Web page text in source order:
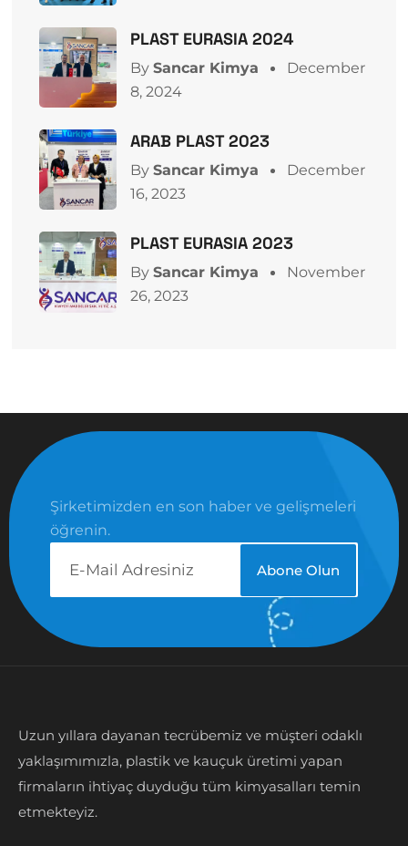
PLAST EURASIA 2024
By Sancar Kimya
December
8, 2024
ARAB PLAST 2023
By Sancar Kimya
December
16, 2023
PLAST EURASIA 2023
By Sancar Kimya
November
26, 2023
Şirketimizden en son haber ve gelişmeleri
öğrenin.
Uzun yıllara dayanan tecrübemiz ve müşteri odaklı
yaklaşımımızla, plastik ve kauçuk üretimi yapan
firmaların ihtiyaç duyduğu tüm kimyasalları temin
etmekteyiz.